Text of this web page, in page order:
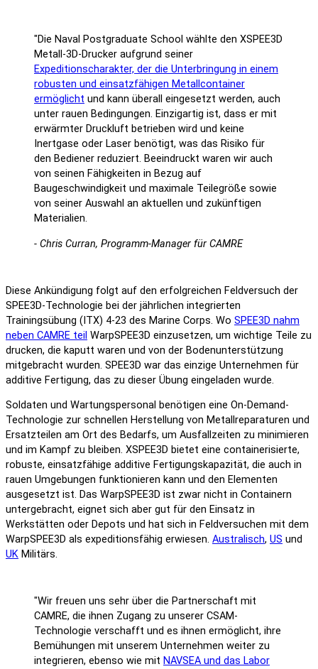
"Die Naval Postgraduate School wählte den XSPEE3D
Metall-3D-Drucker aufgrund seiner
Expeditionscharakter, der die Unterbringung in einem
robusten und einsatzfähigen Metallcontainer
ermöglicht und kann überall eingesetzt werden, auch
unter rauen Bedingungen. Einzigartig ist, dass er mit
erwärmter Druckluft betrieben wird und keine
Inertgase oder Laser benötigt, was das Risiko für
den Bediener reduziert. Beeindruckt waren wir auch
von seinen Fähigkeiten in Bezug auf
Baugeschwindigkeit und maximale Teilegröße sowie
von seiner Auswahl an aktuellen und zukünftigen
Materialien.
- Chris Curran, Programm-Manager für CAMRE
Diese Ankündigung folgt auf den erfolgreichen Feldversuch der
SPEE3D-Technologie bei der jährlichen integrierten
Trainingsübung (ITX) 4-23 des Marine Corps. Wo SPEE3D nahm
neben CAMRE teil WarpSPEE3D einzusetzen, um wichtige Teile zu
drucken, die kaputt waren und von der Bodenunterstützung
mitgebracht wurden. SPEE3D war das einzige Unternehmen für
additive Fertigung, das zu dieser Übung eingeladen wurde.
Soldaten und Wartungspersonal benötigen eine On-Demand-
Technologie zur schnellen Herstellung von Metallreparaturen und
Ersatzteilen am Ort des Bedarfs, um Ausfallzeiten zu minimieren
und im Kampf zu bleiben. XSPEE3D bietet eine containerisierte,
robuste, einsatzfähige additive Fertigungskapazität, die auch in
rauen Umgebungen funktionieren kann und den Elementen
ausgesetzt ist. Das WarpSPEE3D ist zwar nicht in Containern
untergebracht, eignet sich aber gut für den Einsatz in
Werkstätten oder Depots und hat sich in Feldversuchen mit dem
WarpSPEE3D als expeditionsfähig erwiesen. Australisch, US und
UK Militärs.
"Wir freuen uns sehr über die Partnerschaft mit
CAMRE, die ihnen Zugang zu unserer CSAM-
Technologie verschafft und es ihnen ermöglicht, ihre
Bemühungen mit unserem Unternehmen weiter zu
integrieren, ebenso wie mit NAVSEA und das Labor